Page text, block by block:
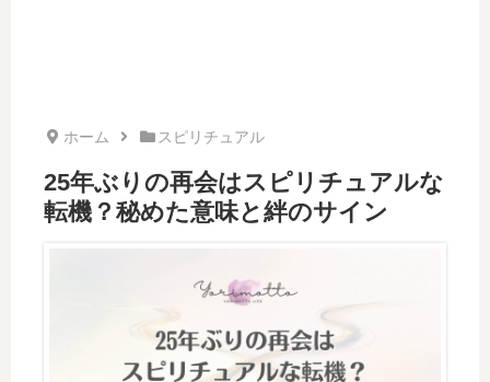
ホーム スピリチュアル
25年ぶりの再会はスピリチュアルな
転機？秘めた意味と絆のサイン